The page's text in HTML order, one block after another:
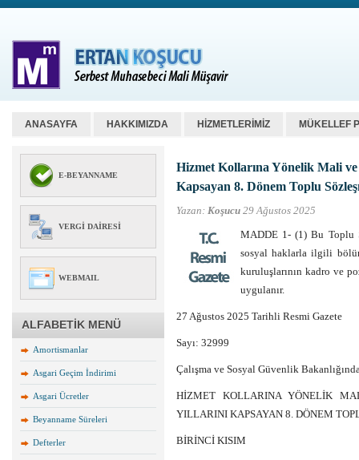
ANASAYFA HAKKIMIZDA HİZMETLERİMİZ MÜKELLEF
E-BEYANNAME
VERGI DAIRESI
WEBMAIL
ALFABETİK MENÜ
Amortismanlar
Asgari Geçim İndirimi
Asgari Ücretler
Beyanname Süreleri
Defterler
Hizmet Kollarına Yönelik Mali ve
Kapsayan 8. Dönem Toplu
Yazan: Koşucu 29 Ağustos 2025
MADDE 1- (1) Bu Toplu
sosyal haklarla ilgili
kuruluşlarının kadro ve
uygulanır.
27 Ağustos 2025 Tarihli Resmi Gazete
Sayı: 32999
Çalışma ve Sosyal Güvenlik
HİZMET KOLLARINA YÖNELİK
YILLARINI KAPSAYAN 8. DÖNEM
BİRİNCİ KISIM